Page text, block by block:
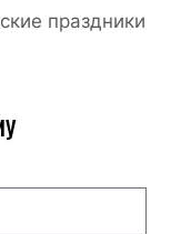
праздники